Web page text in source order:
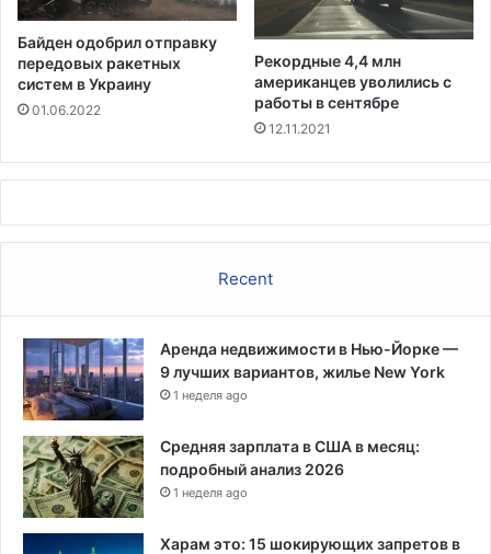
д
о
с
т
и
л
и
н
о
г
о
у
р
о
в
н
е
а
н
я
O
а
в
с
п
л
е
с
к
а
Байден одобрил отправку
передовых ракетных
систем в Украину
01.06.2022
Рекордные 4,4 млн
американцев уволились с
работы в сентябре
12.11.2021
Recent
Аренда недвижимости в Нью-Йорке —
9 лучших вариантов, жилье New York
1 неделя ago
Средняя зарплата в США в месяц:
подробный анализ 2026
1 неделя ago
Харам это: 15 шокирующих запретов в